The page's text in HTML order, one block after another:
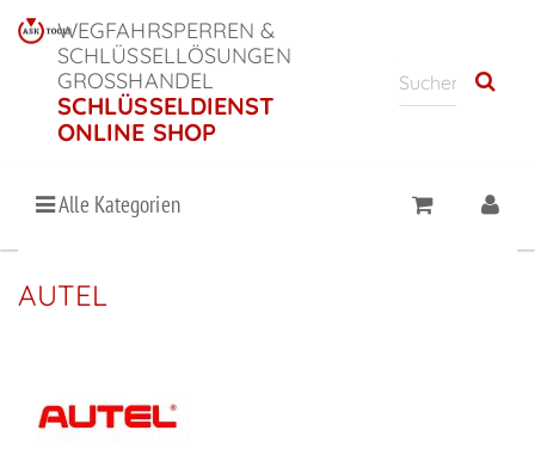
WEGFAHRSPERREN &
SCHLÜSSELLÖSUNGEN
GROSSHANDEL
SCHLÜSSELDIENST
ONLINE SHOP
Alle Kategorien
AUTEL